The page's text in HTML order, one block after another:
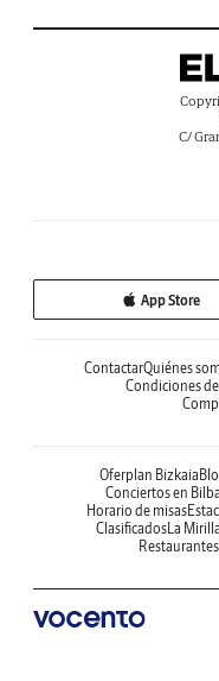
C/
App Store
ContactarQuiénes
Condiciones
Oferplan Bizkaia
Conciertos en
Horario de misas
ClasificadosLa Mirilla